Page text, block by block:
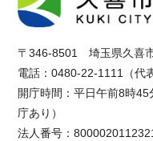
〒346-8501 埼玉県久喜
電話：0480-22-1111（代
開庁時間：平日午前8時
庁あり）
法人番号：